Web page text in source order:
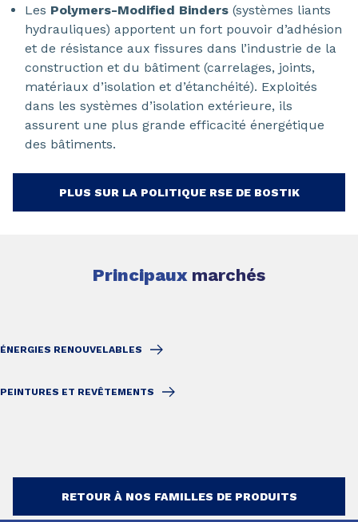
Les Polymers-Modified Binders (systèmes liants
hydrauliques) apportent un fort pouvoir d’adhésion
et de résistance aux fissures dans l’industrie de la
construction et du bâtiment (carrelages, joints,
matériaux d’isolation et d’étanchéité). Exploités
dans les systèmes d’isolation extérieure, ils
assurent une plus grande efficacité énergétique
des bâtiments.
PLUS SUR LA POLITIQUE RSE DE BOSTIK
Principauxmarchés
ÉNERGIES RENOUVELABLES
PEINTURES ET REVÊTEMENTS
RETOUR À NOS FAMILLES DE PRODUITS